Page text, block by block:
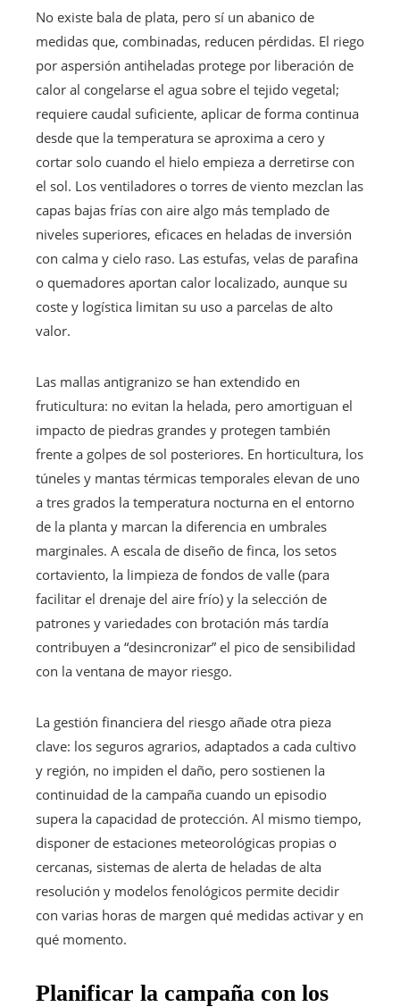
No existe bala de plata, pero sí un abanico de
medidas que, combinadas, reducen pérdidas. El riego
por aspersión antiheladas protege por liberación de
calor al congelarse el agua sobre el tejido vegetal;
requiere caudal suficiente, aplicar de forma continua
desde que la temperatura se aproxima a cero y
cortar solo cuando el hielo empieza a derretirse con
el sol. Los ventiladores o torres de viento mezclan las
capas bajas frías con aire algo más templado de
niveles superiores, eficaces en heladas de inversión
con calma y cielo raso. Las estufas, velas de parafina
o quemadores aportan calor localizado, aunque su
coste y logística limitan su uso a parcelas de alto
valor.
Las mallas antigranizo se han extendido en
fruticultura: no evitan la helada, pero amortiguan el
impacto de piedras grandes y protegen también
frente a golpes de sol posteriores. En horticultura, los
túneles y mantas térmicas temporales elevan de uno
a tres grados la temperatura nocturna en el entorno
de la planta y marcan la diferencia en umbrales
marginales. A escala de diseño de finca, los setos
cortaviento, la limpieza de fondos de valle (para
facilitar el drenaje del aire frío) y la selección de
patrones y variedades con brotación más tardía
contribuyen a “desincronizar” el pico de sensibilidad
con la ventana de mayor riesgo.
La gestión financiera del riesgo añade otra pieza
clave: los seguros agrarios, adaptados a cada cultivo
y región, no impiden el daño, pero sostienen la
continuidad de la campaña cuando un episodio
supera la capacidad de protección. Al mismo tiempo,
disponer de estaciones meteorológicas propias o
cercanas, sistemas de alerta de heladas de alta
resolución y modelos fenológicos permite decidir
con varias horas de margen qué medidas activar y en
qué momento.
Planificar la campaña con los